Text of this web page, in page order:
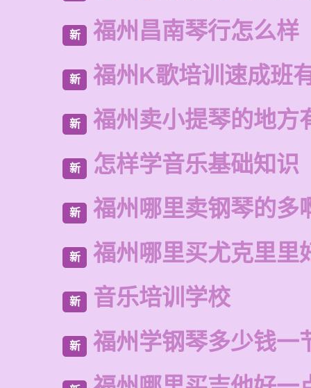
新 福州昌南琴行怎么样
新 福州K歌培训速成班
新 福州卖小提琴的地方
新 怎样学音乐基础知识
新 福州哪里卖钢琴的多
新 福州哪里买尤克里里
新 音乐培训学校
新 福州学钢琴多少钱一